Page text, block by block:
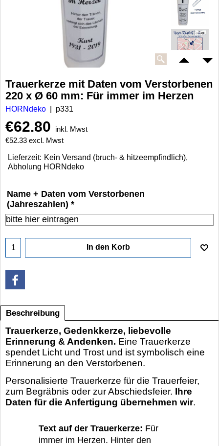
Trauerkerze mit Daten vom Verstorbenen
220 x Ø 60 mm: Für immer im Herzen
HORNdeko p331
€62.80
inkl. Mwst
€52.33 excl. Mwst
Lieferzeit: Kein Versand (bruch- & hitzeempfindlich),
Abholung HORNdeko
Name + Daten vom Verstorbenen
(Jahreszahlen) *
In den Korb
Beschreibung
Trauerkerze, Gedenkkerze, liebevolle
Erinnerung & Andenken. Eine Trauerkerze
spendet Licht und Trost und ist symbolisch eine
Erinnerung an den Verstorbenen.
Personalisierte Trauerkerze für die Trauerfeier,
zum Begräbnis oder zur Abschiedsfeier. Ihre
Daten für die Anfertigung übernehmen wir.
Text auf der Trauerkerze: Für
immer im Herzen. Hinter den